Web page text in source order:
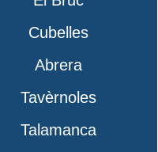
Cubelles
Abrera
Tavèrnoles
Talamanca